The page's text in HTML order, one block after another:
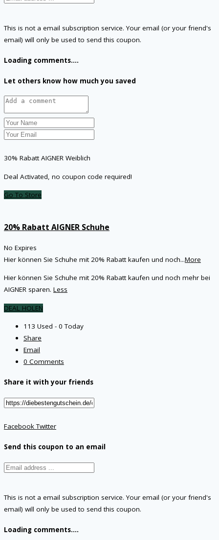
This is not a email subscription service. Your email (or your friend's
email) will only be used to send this coupon.
Loading comments....
Let others know how much you saved
30% Rabatt AIGNER Weiblich
Deal Activated, no coupon code required!
Go To Store
20% Rabatt AIGNER Schuhe
No Expires
Hier können Sie Schuhe mit 20% Rabatt kaufen und noch...More
Hier können Sie Schuhe mit 20% Rabatt kaufen und noch mehr bei
AIGNER sparen. Less
DEAL HOLEN
113 Used - 0 Today
Share
Email
0 Comments
Share it with your friends
FacebookTwitter
Send this coupon to an email
This is not a email subscription service. Your email (or your friend's
email) will only be used to send this coupon.
Loading comments....